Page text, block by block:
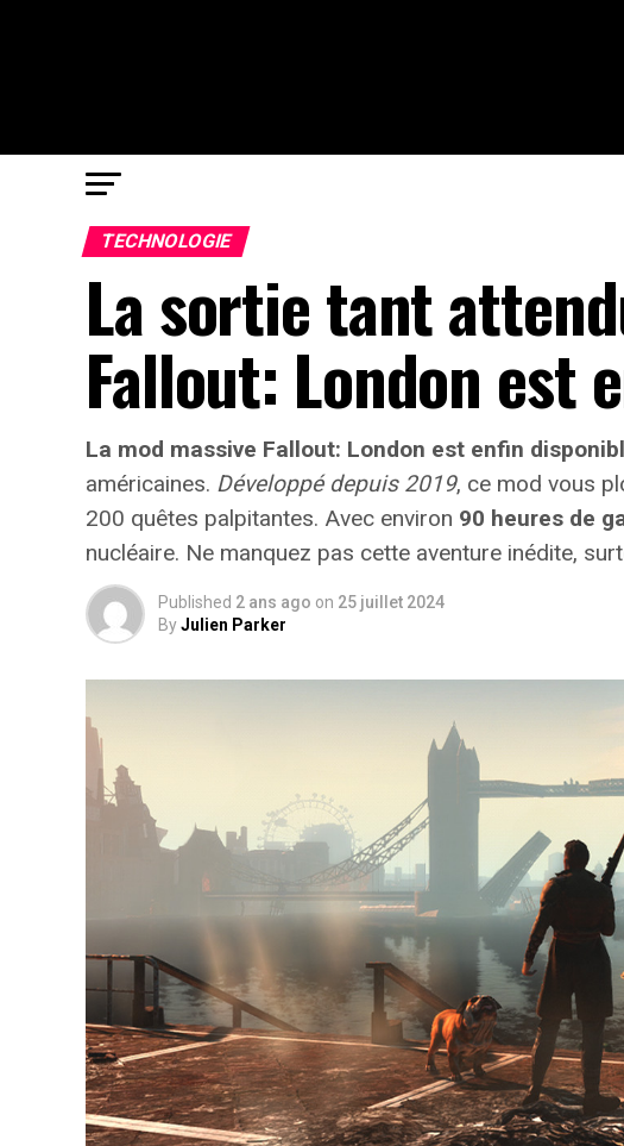
TECHNOLOGIE
La sortie tant
Fallout: London est
La mod massive Fallout: London est enfin
américaines. Développé depuis 2019, ce mod vous
200 quêtes palpitantes. Avec environ 90 heures de
nucléaire. Ne manquez pas cette aventure inédite,
Published 2 ans ago on 25 juillet 2024
ByJulien Parker